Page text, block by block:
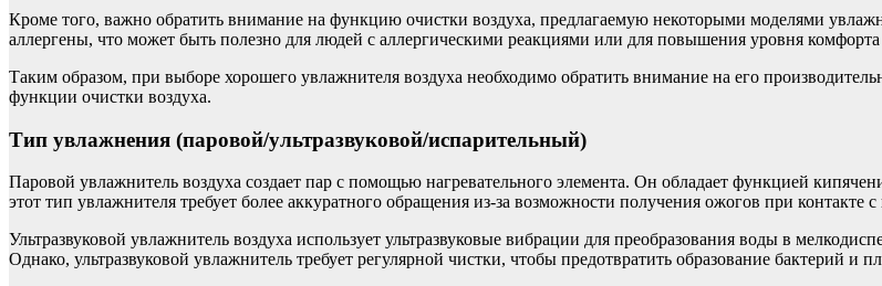
Кроме того, важно обратить внимание на функцию очистки воздуха, предлагаемую некоторыми моделями
аллергены, что может быть полезно для людей с аллергическими реакциями или для повышения уровня
Таким образом, при выборе хорошего увлажнителя воздуха необходимо обратить внимание на его
функции очистки воздуха.
Тип увлажнения (паровой/ультразвуковой/испарительный)
Паровой увлажнитель воздуха создает пар с помощью нагревательного элемента. Он обладает функцией
этот тип увлажнителя требует более аккуратного обращения из-за возможности получения ожогов при контакте
Ультразвуковой увлажнитель воздуха использует ультразвуковые вибрации для преобразования воды в
Однако, ультразвуковой увлажнитель требует регулярной чистки, чтобы предотвратить образование бактерий и